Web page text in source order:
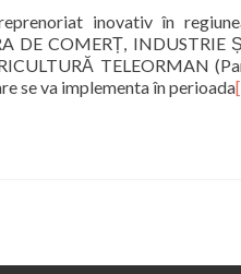
inovativ în
DE COMERȚ, INDUSTRIE
TELEORMAN
se va implementa în perioada